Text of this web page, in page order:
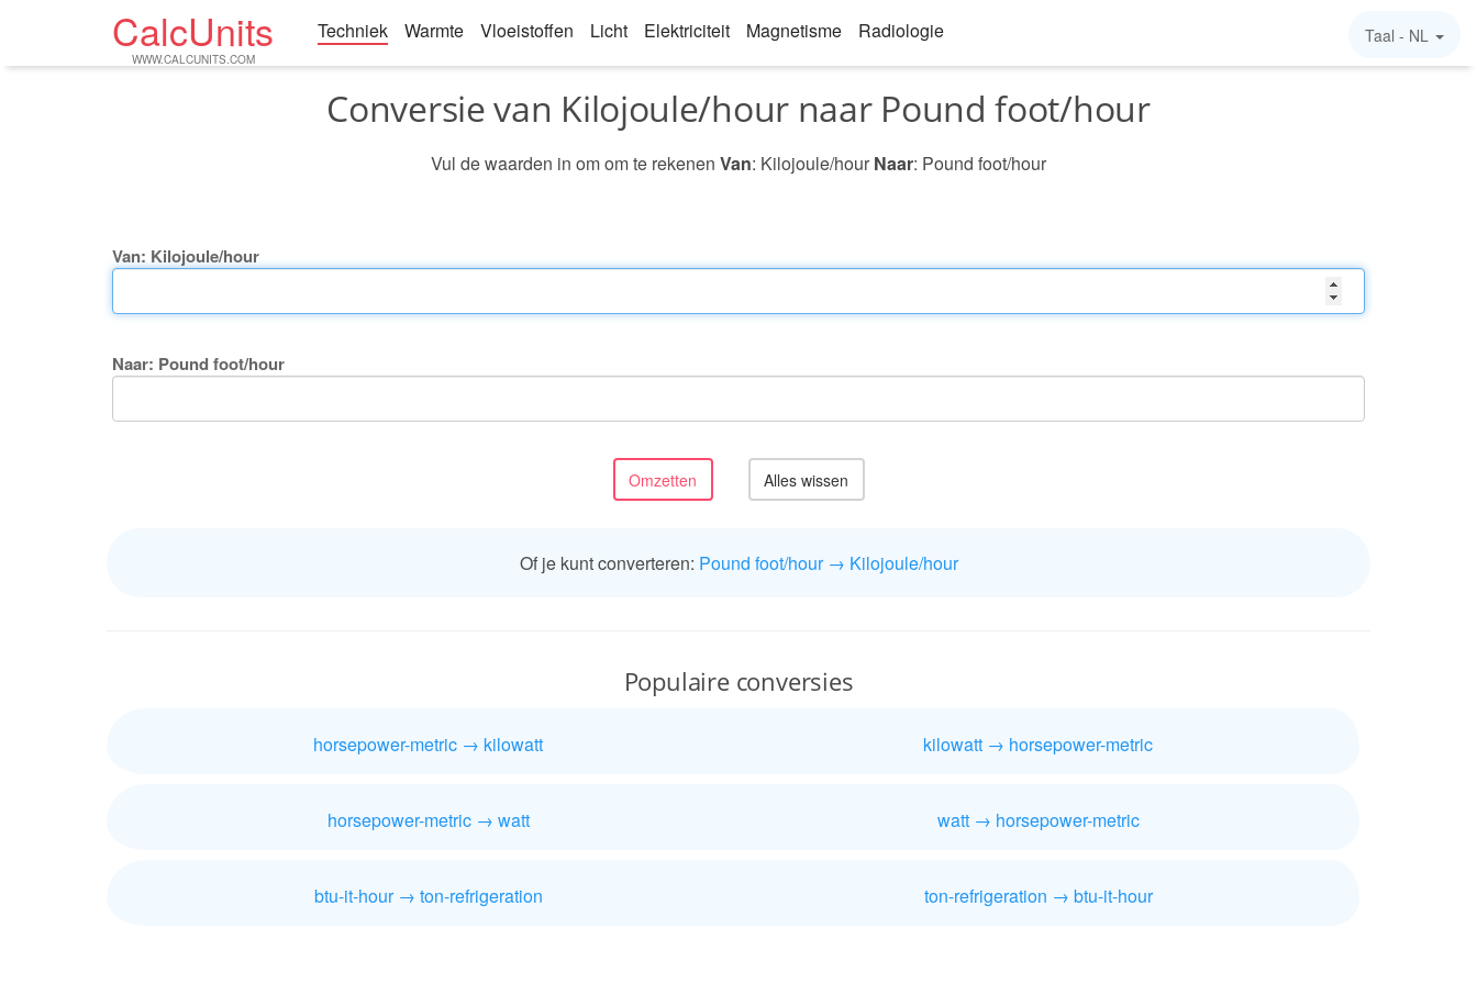
CalcUnits
WWW.CALCUNITS.COM
Techniek Warmte Vloeistoffen Licht Elektriciteit Magnetisme Radiologie Taal - NL
Conversie van Kilojoule/hour naar Pound foot/hour
Vul de waarden in om om te rekenen Van: Kilojoule/hour Naar: Pound foot/hour
Van: Kilojoule/hour
Naar: Pound foot/hour
Of je kunt converteren: Pound foot/hour → Kilojoule/hour
Populaire conversies
horsepower-metric → kilowatt kilowatt → horsepower-metric
horsepower-metric → watt watt → horsepower-metric
btu-it-hour → ton-refrigeration ton-refrigeration → btu-it-hour